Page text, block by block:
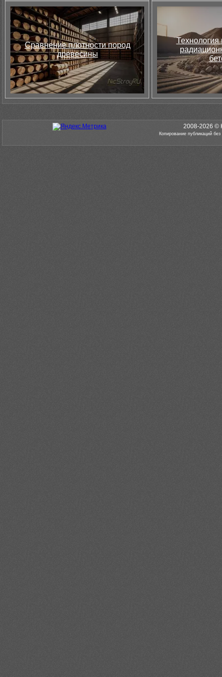
Сравнение плотности пород
древесины
Технология
2008-2026 ©
Копирование публикаций